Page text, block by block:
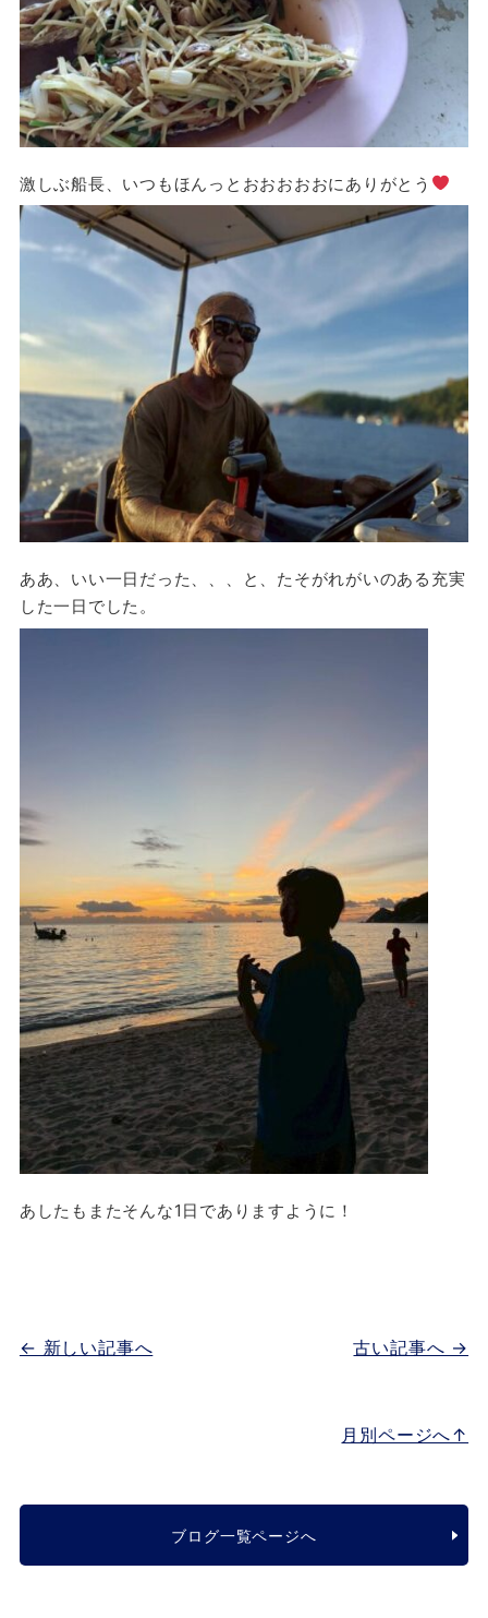
激しぶ船長、いつもほんっとおおおおおにありがとう
ああ、いい一日だった、、、と、たそがれがいのある充実
した一日でした。
あしたもまたそんな1日でありますように！
古い記事へ →
← 新しい記事へ
月別ページへ↑
ブログ一覧ページへ